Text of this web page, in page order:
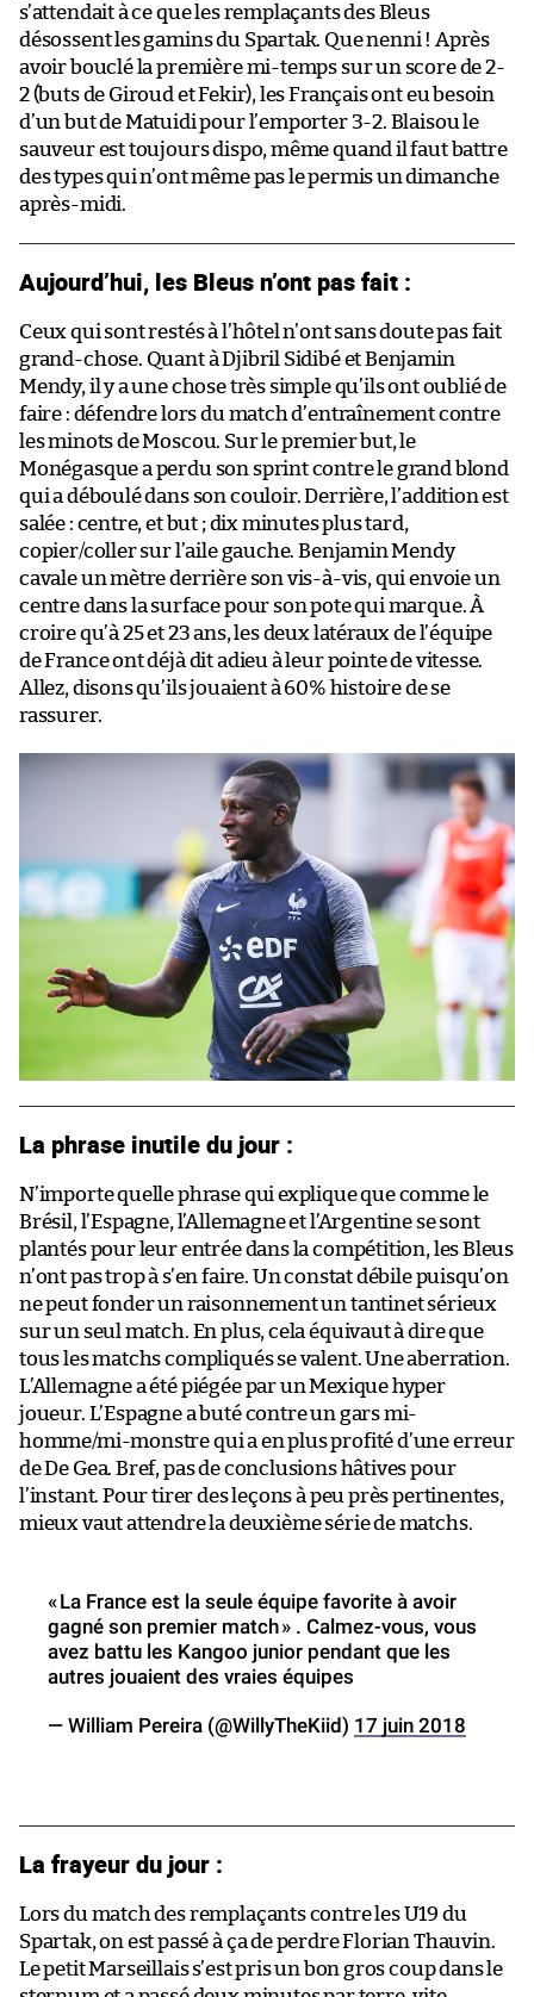
s’attendait à ce que les remplaçants des Bleus
désossent les gamins du Spartak. Que nenni ! Après
avoir bouclé la première mi-temps sur un score de 2-
2 (buts de Giroud et Fekir), les Français ont eu besoin
d’un but de Matuidi pour l’emporter 3-2. Blaisou le
sauveur est toujours dispo, même quand il faut battre
des types qui n’ont même pas le permis un dimanche
après-midi.
Aujourd’hui, les Bleus n’ont pas fait :
Ceux qui sont restés à l’hôtel n’ont sans doute pas fait
grand-chose. Quant à Djibril Sidibé et Benjamin
Mendy, il y a une chose très simple qu’ils ont oublié de
faire : défendre lors du match d’entraînement contre
les minots de Moscou. Sur le premier but, le
Monégasque a perdu son sprint contre le grand blond
qui a déboulé dans son couloir. Derrière, l’addition est
salée : centre, et but ; dix minutes plus tard,
copier/coller sur l’aile gauche. Benjamin Mendy
cavale un mètre derrière son vis-à-vis, qui envoie un
centre dans la surface pour son pote qui marque. À
croire qu’à 25 et 23 ans, les deux latéraux de l’équipe
de France ont déjà dit adieu à leur pointe de vitesse.
Allez, disons qu’ils jouaient à 60% histoire de se
rassurer.
La phrase inutile du jour :
N’importe quelle phrase qui explique que comme le
Brésil, l’Espagne, l’Allemagne et l’Argentine se sont
plantés pour leur entrée dans la compétition, les Bleus
n’ont pas trop à s’en faire. Un constat débile puisqu’on
ne peut fonder un raisonnement un tantinet sérieux
sur un seul match. En plus, cela équivaut à dire que
tous les matchs compliqués se valent. Une aberration.
L’Allemagne a été piégée par un Mexique hyper
joueur. L’Espagne a buté contre un gars mi-
homme/mi-monstre qui a en plus profité d’une erreur
de De Gea. Bref, pas de conclusions hâtives pour
l’instant. Pour tirer des leçons à peu près pertinentes,
mieux vaut attendre la deuxième série de matchs.
« La France est la seule équipe favorite à avoir
gagné son premier match » . Calmez-vous, vous
avez battu les Kangoo junior pendant que les
autres jouaient des vraies équipes
— William Pereira (@WillyTheKiid) 17 juin 2018
La frayeur du jour :
Lors du match des remplaçants contre les U19 du
Spartak, on est passé à ça de perdre Florian Thauvin.
Le petit Marseillais s’est pris un bon gros coup dans le